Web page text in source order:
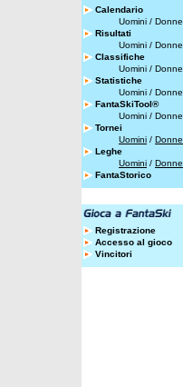
Calendario
Uomini / Donne
Risultati
Uomini / Donne
Classifiche
Uomini / Donne
Statistiche
Uomini / Donne
FantaSkiTool®
Uomini / Donne
Tornei
Uomini / Donne
Leghe
Uomini / Donne
FantaStorico
Registrazione
Accesso al gioco
Vincitori